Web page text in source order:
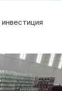
инвестиция